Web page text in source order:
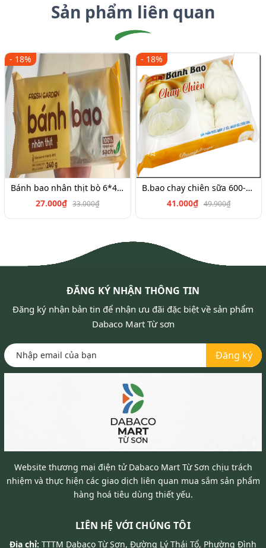
Sản phẩm liên quan
- 18%
Bánh bao nhân thịt bò 6*45g
27.000₫ 33.000₫
- 18%
B.bao chay chiên sữa 600-700g
41.000₫ 49.900₫
ĐĂNG KÝ NHẬN THÔNG TIN
Đăng ký nhận bản tin để nhận ưu đãi đặc biệt về sản phẩm
Dabaco Mart Từ sơn
Đăng ký
Website thương mại điện tử Dabaco Mart Từ Sơn chịu trách
nhiệm và thực hiện các giao dịch liên quan mua sắm sản phẩm
hàng hoá tiêu dùng thiết yếu.
LIÊN HỆ VỚI CHÚNG TÔI
Địa chỉ: TTTM Dabaco Từ Sơn, Đường Lý Thái Tổ, Phường Đình